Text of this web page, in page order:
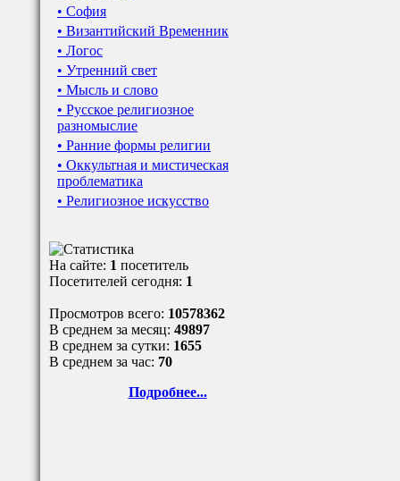
• София
• Византийский Временник
• Логос
• Утренний свет
• Мысль и слово
• Русское религиозное
разномыслие
• Ранние формы религии
• Оккультная и мистическая
проблематика
• Религиозное искусство
На сайте: 1 посетитель
Посетителей сегодня: 1
Просмотров всего: 10578362
В среднем за месяц: 49897
В среднем за сутки: 1655
В среднем за час: 70
Подробнее...